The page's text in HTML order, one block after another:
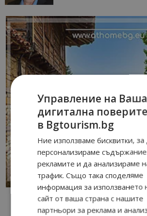
Управление на
дигитална
в Bgtourism.bg
Ние използваме бисквитки, за
персонализираме
рекламите и да анализираме
трафик. Също така споделяме
информация за използването
сайт от ваша страна с нашите
партньори за реклама и